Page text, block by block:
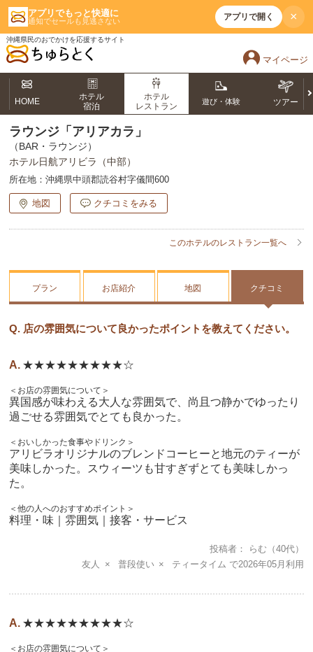
アプリでもっと快適に
通知でセールも見逃さない アプリで開く ×
沖縄県民のおでかけを応援するサイト
マイページ
HOME
ホテル
宿泊
ホテル
レストラン
遊び・体験 ツアー
ラウンジ「アリアカラ」
（BAR・ラウンジ）
ホテル日航アリビラ（中部）
所在地： 沖縄県中頭郡読谷村字儀間600
地図 クチコミをみる
このホテルのレストラン一覧へ
プラン お店紹介 地図 クチコミ
Q. 店の雰囲気について良かったポイントを教えてください。
★★★★★★★★★☆
＜お店の雰囲気について＞
異国感が味わえる大人な雰囲気で、尚且つ静かでゆったり
過ごせる雰囲気でとても良かった。
＜おいしかった食事やドリンク＞
アリビラオリジナルのブレンドコーヒーと地元のティーが
美味しかった。スウィーツも甘すぎずとても美味しかっ
た。
＜他の人へのおすすめポイント＞
料理・味｜雰囲気｜接客・サービス
投稿者 らむ （40代）
友人
普段使い ティータイム 2026年05月
★★★★★★★★★☆
＜お店の雰囲気について＞